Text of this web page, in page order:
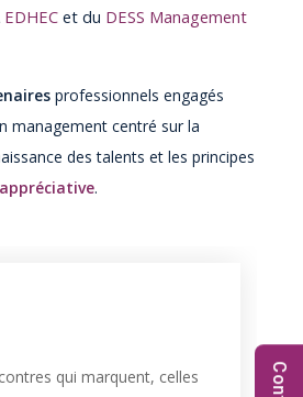
EDHEC et du DESS Management
professionnels engagés
management centré sur la
des talents et les principes
.
qui marquent, celles